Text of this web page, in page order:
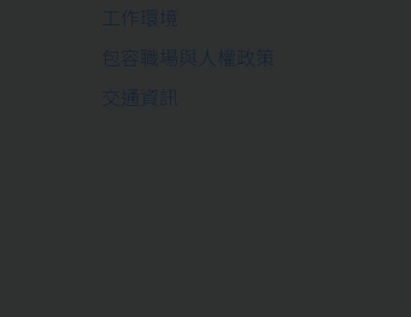
工作環境
包容職場與人權政策
交通資訊